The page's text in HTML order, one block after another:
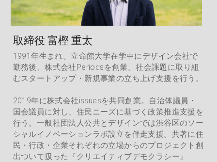
取締役 富樫 重太
1991年生まれ。立命館大学在学中にデザイン会社で
勤務後、株式会社Periodsを創業。社会課題に取り組
むスタートアップ・新規事業の立ち上げ支援を行う。
2019年に株式会社issuesを共同創業。自治体議員・
国会議員に対し、住民ニーズに基づく政策推進支援を
行う。一般社団法人公共とデザインでは渋谷区のソー
シャルイノベーションラボ設立を伴走支援。共著に住
民・行政・企業それぞれの立場からのプロジェクト創
出ついて扱った『クリエイティブデモクラシー』